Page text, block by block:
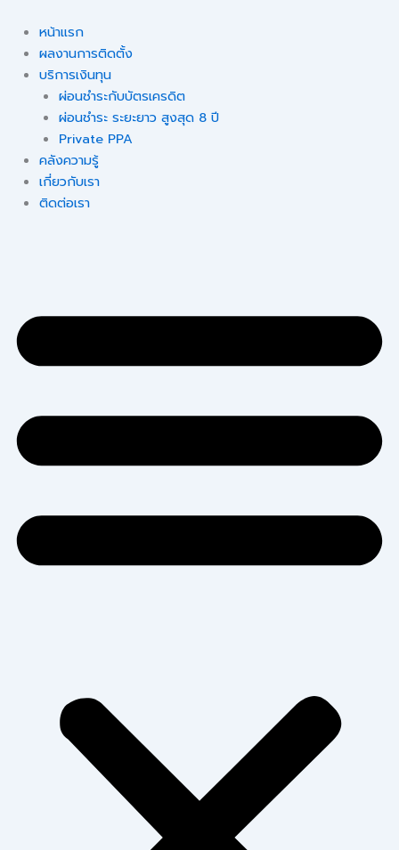
content
หน้าแรก
ผลงานการติดตั้ง
บริการเงินทุน
ผ่อนชำระกับบัตรเครดิต
ผ่อนชำระ ระยะยาว สูงสุด 8 ปี
Private PPA
คลังความรู้
เกี่ยวกับเรา
ติดต่อเรา